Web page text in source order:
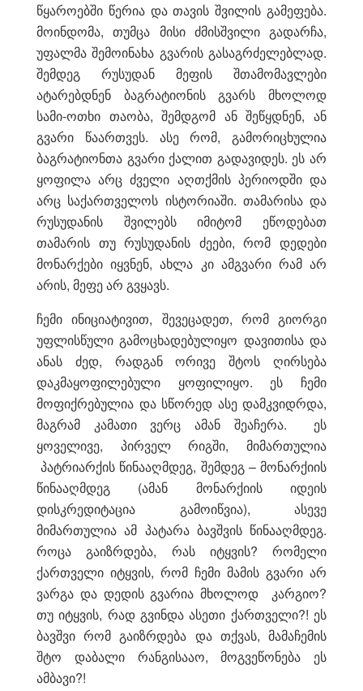
წყაროებში წერია და თავის შვილის გამეფება.
მოინდომა, თუმცა მისი ძმისშვილი გადარჩა,
უფალმა შემოინახა გვარის გასაგრძელებლად.
შემდეგ რუსუდან მეფის შთამომავლები
ატარებდნენ ბაგრატიონის გვარს მხოლოდ
სამი-ოთხი თაობა, შემდგომ ან შეწყდნენ, ან
გვარი წაართვეს. ასე რომ, გამორიცხულია
ბაგრატიონთა გვარი ქალით გადავიდეს. ეს არ
ყოფილა არც ძველი აღთქმის პერიოდში და
არც საქართველოს ისტორიაში. თამარისა და
რუსუდანის შვილებს იმიტომ ეწოდებათ
თამარის თუ რუსუდანის ძეები, რომ დედები
მონარქები იყვნენ, ახლა კი ამგვარი რამ არ
არის, მეფე არ გვყავს.
ჩემი ინიციატივით, შევეცადეთ, რომ გიორგი
უფლისწული გამოცხადებულიყო დავითისა და
ანას ძედ, რადგან ორივე შტოს ღირსება
დაკმაყოფილებული ყოფილიყო. ეს ჩემი
მოფიქრებულია და სწორედ ასე დამკვიდრდა,
მაგრამ კამათი ვერც ამან შეაჩერა. ეს
ყოველივე, პირველ რიგში, მიმართულია
პატრიარქის წინააღმდეგ, შემდეგ – მონარქიის
წინააღმდეგ (ამან მონარქიის იდეის
დისკრედიტაცია გამოიწვია), ასევე
მიმართულია ამ პატარა ბავშვის წინააღმდეგ.
როცა გაიზრდება, რას იტყვის? რომელი
ქართველი იტყვის, რომ ჩემი მამის გვარი არ
ვარგა და დედის გვარია მხოლოდ კარგიო?
თუ იტყვის, რად გვინდა ასეთი ქართველი?! ეს
ბავშვი რომ გაიზრდება და თქვას, მამაჩემის
შტო დაბალი რანგისააო, მოგვეწონება ეს
ამბავი?!